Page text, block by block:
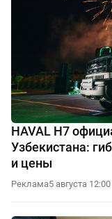
HAVAL H7
Узбекистана:
и цены
Реклама5 августа 12:00